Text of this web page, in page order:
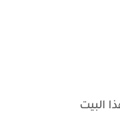
البيت